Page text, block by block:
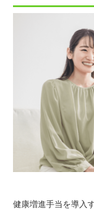
健康増進手当を導入